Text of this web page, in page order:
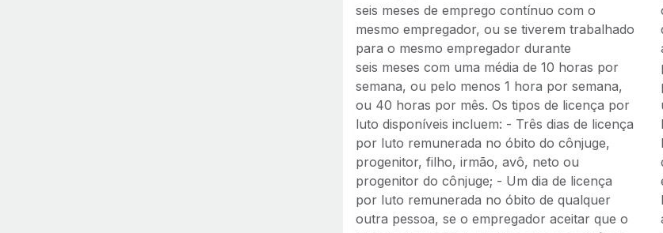
seis meses de emprego contínuo com o
mesmo empregador, ou se tiverem trabalhado
para o mesmo empregador durante
seis meses com uma média de 10 horas por
semana, ou pelo menos 1 hora por semana,
ou 40 horas por mês. Os tipos de licença por
luto disponíveis incluem: - Três dias de licença
por luto remunerada no óbito do cônjuge,
progenitor, filho, irmão, avô, neto ou
progenitor do cônjuge; - Um dia de licença
por luto remunerada no óbito de qualquer
outra pessoa, se o empregador aceitar que o